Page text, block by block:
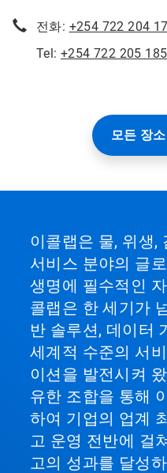
전화: +254 722 204
Tel: +254 722 205 185
모든 장
이콜랩은 물, 위생,
서비스 분야의 글
생명에 필수적인
콜랩은 한 세기가
반 솔루션, 데이터
세계적 수준의 서
이션을 발전시켜
유한 조합을 통해
하여 기업의 업계
고 운영 전반에 걸
고의 성과를 달성